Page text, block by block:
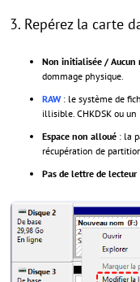
3. Repérez la carte
Non initialisée / Aucun
dommage physique.
RAW: le système de
illisible. CHKDSK ou
Espace non alloué : la
récupération de
Pas de lettre de lecteur